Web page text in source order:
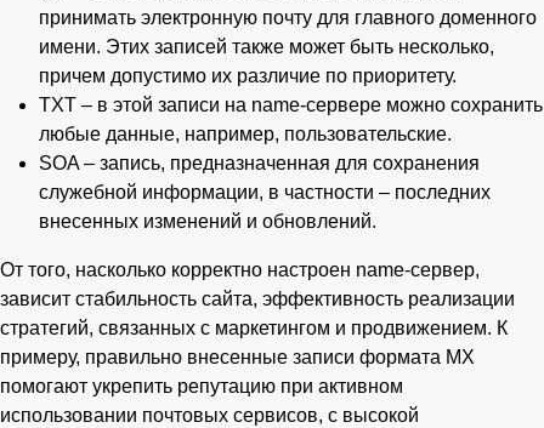
принимать электронную почту для главного доменного
имени. Этих записей также может быть несколько,
причем допустимо их различие по приоритету.
TXT – в этой записи на name-сервере можно сохранить
любые данные, например, пользовательские.
SOA – запись, предназначенная для сохранения
служебной информации, в частности – последних
внесенных изменений и обновлений.
От того, насколько корректно настроен name-сервер,
зависит стабильность сайта, эффективность реализации
стратегий, связанных с маркетингом и продвижением. К
примеру, правильно внесенные записи формата MX
помогают укрепить репутацию при активном
использовании почтовых сервисов, с высокой